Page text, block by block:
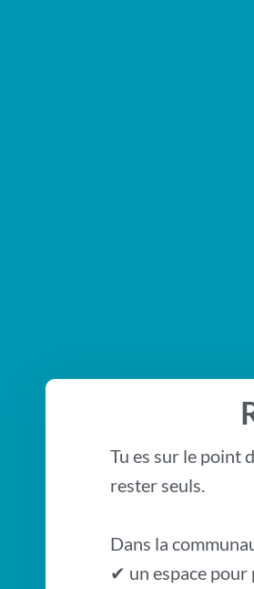
Tu es sur le point
rester seuls.
Dans la
✔ un espace pour